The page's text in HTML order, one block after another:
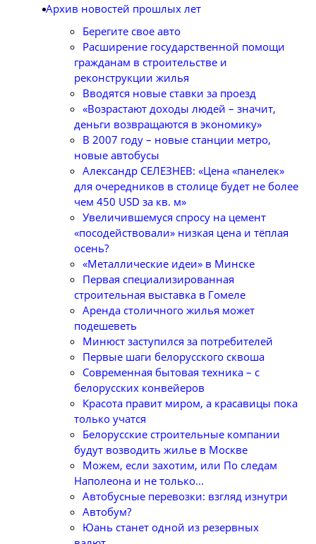
Архив новостей прошлых лет
Берегите свое авто
Расширение государственной помощи
гражданам в строительстве и
реконструкции жилья
Вводятся новые ставки за проезд
«Возрастают доходы людей – значит,
деньги возвращаются в экономику»
В 2007 году – новые станции метро,
новые автобусы
Александр СЕЛЕЗНЕВ: «Цена «панелек»
для очередников в столице будет не более
чем 450 USD за кв. м»
Увеличившемуся спросу на цемент
«посодействовали» низкая цена и тёплая
осень?
«Металлические идеи» в Минске
Первая специализированная
строительная выставка в Гомеле
Аренда столичного жилья может
подешеветь
Минюст заступился за потребителей
Первые шаги белорусского сквоша
Cовременная бытовая техника – с
белорусских конвейеров
Красота правит миром, а красавицы пока
только учатся
Белорусские строительные компании
будут возводить жилье в Москве
Можем, если захотим, или По следам
Наполеона и не только...
Автобусные перевозки: взгляд изнутри
Автобум?
Юань станет одной из резервных